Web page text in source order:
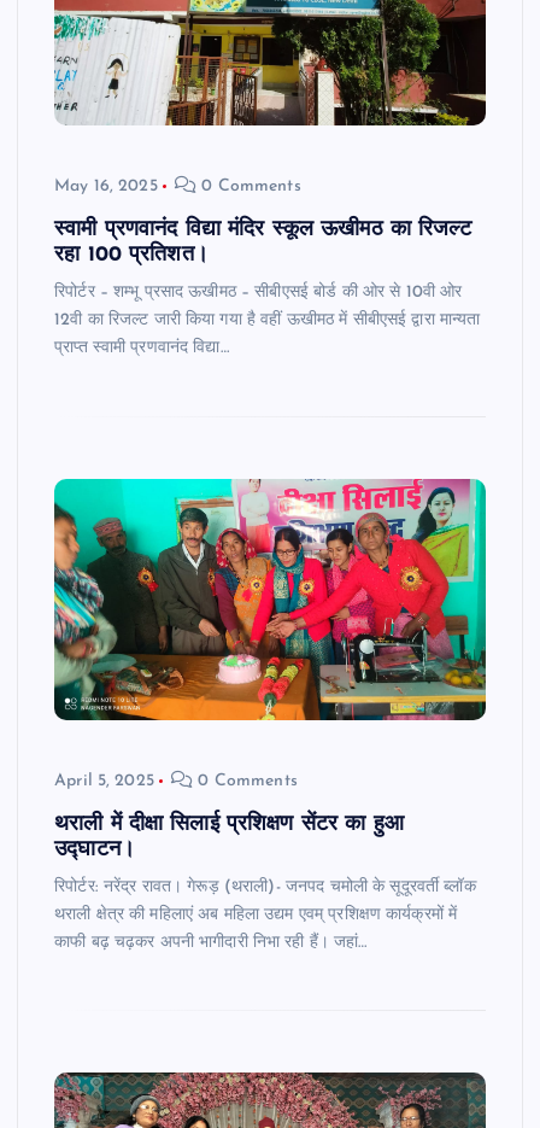
May 16, 2025 0 Comments
स्वामी प्रणवानंद विद्या मंदिर स्कूल ऊखीमठ का रिजल्ट
रहा 100 प्रतिशत।
रिपोर्टर – शम्भू प्रसाद ऊखीमठ – सीबीएसई बोर्ड की ओर से 10वी ओर
12वी का रिजल्ट जारी किया गया है वहीं ऊखीमठ में सीबीएसई द्वारा मान्यता
प्राप्त स्वामी प्रणवानंद विद्या…
April 5, 2025 0 Comments
थराली में दीक्षा सिलाई प्रशिक्षण सेंटर का हुआ
उद्घाटन।
रिपोर्टर: नरेंद्र रावत। गेरूड़ (थराली)- जनपद चमोली के सूदूरवर्ती ब्लॉक
थराली क्षेत्र की महिलाएं अब महिला उद्यम एवम् प्रशिक्षण कार्यक्रमों में
काफी बढ़ चढ़कर अपनी भागीदारी निभा रही हैं। जहां…